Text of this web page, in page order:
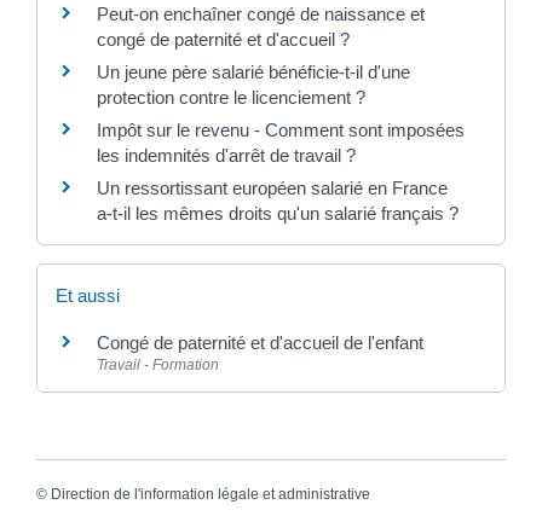
Peut-on enchaîner congé de naissance et
congé de paternité et d'accueil ?
Un jeune père salarié bénéficie-t-il d'une
protection contre le licenciement ?
Impôt sur le revenu - Comment sont imposées
les indemnités d'arrêt de travail ?
Un ressortissant européen salarié en France
a-t-il les mêmes droits qu'un salarié français ?
Et aussi
Congé de paternité et d'accueil de l'enfant
Travail - Formation
© Direction de l'information légale et administrative